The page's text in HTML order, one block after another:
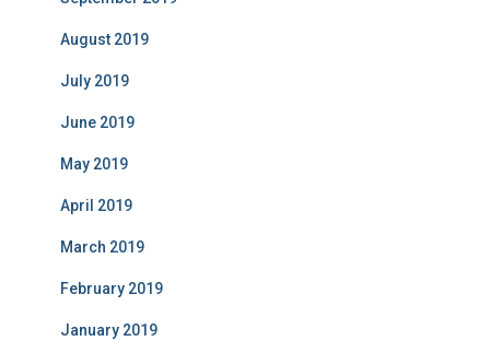
August 2019
July 2019
June 2019
May 2019
April 2019
March 2019
February 2019
January 2019